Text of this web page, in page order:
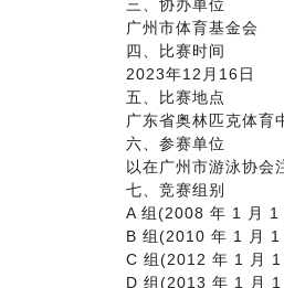
三、协办单位
广州市体育基金会
四、比赛时间
2023年12月16日
五、比赛地点
广东省奥林匹克体育
六、参赛单位
以在广州市游泳协会
七、竞赛组别
A 组(2008 年 1 月
B 组(2010 年 1 月
C 组(2012 年 1 月
D 组(2013 年 1 月